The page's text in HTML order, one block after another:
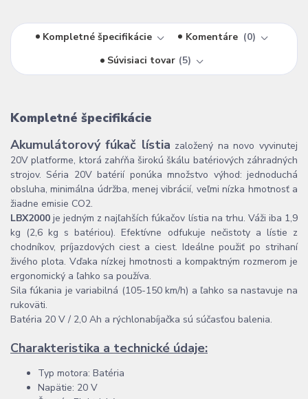
Kompletné špecifikácie Komentáre
0
Súvisiaci tovar 5
Kompletné špecifikácie
Akumulátorový fúkač lístia založený na novo vyvinutej
20V platforme, ktorá zahŕňa širokú škálu batériových záhradných
strojov. Séria 20V batérií ponúka množstvo výhod: jednoduchá
obsluha, minimálna údržba, menej vibrácií, veľmi nízka hmotnosť a
žiadne emisie CO2.
LBX2000 je jedným z najľahších fúkačov lístia na trhu. Váži iba 1,9
kg (2,6 kg s batériou). Efektívne odfukuje nečistoty a lístie z
chodníkov, príjazdových ciest a ciest. Ideálne použiť po strihaní
živého plota. Vďaka nízkej hmotnosti a kompaktným rozmerom je
ergonomický a ľahko sa používa.
Sila fúkania je variabilná (105-150 km/h) a ľahko sa nastavuje na
rukoväti.
Batéria 20 V / 2,0 Ah a rýchlonabíjačka sú súčasťou balenia.
Charakteristika a technické údaje:
Typ motora: Batéria
Napätie: 20 V